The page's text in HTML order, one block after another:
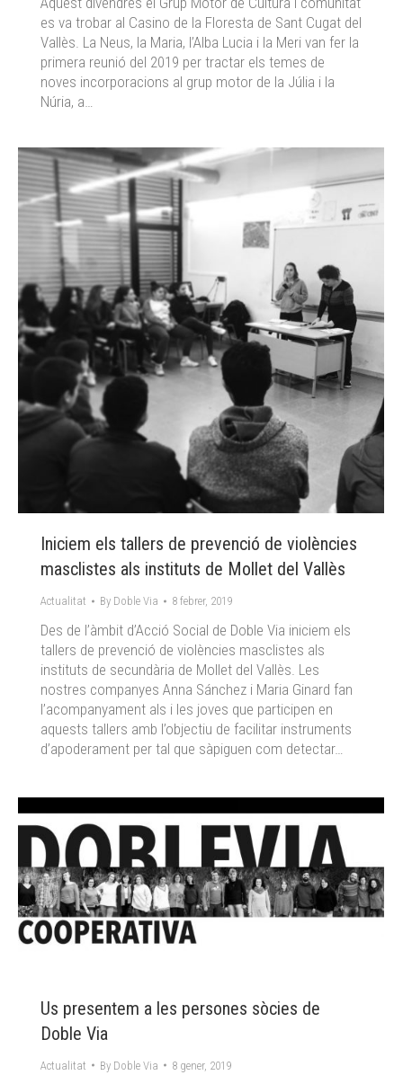
es va trobar al Casino de la Floresta de Sant Cugat del
Vallès. La Neus, la Maria, l’Alba Lucia i la Meri van fer la
primera reunió del 2019 per tractar els temes de
noves incorporacions al grup motor de la Júlia i la
Núria, a…
Iniciem els tallers de prevenció de violències
masclistes als instituts de Mollet del Vallès
Actualitat By Doble Via 8 febrer, 2019
Des de l’àmbit d’Acció Social de Doble Via iniciem els
tallers de prevenció de violències masclistes als
instituts de secundària de Mollet del Vallès. Les
nostres companyes Anna Sánchez i Maria Ginard fan
l’acompanyament als i les joves que participen en
aquests tallers amb l’objectiu de facilitar instruments
d’apoderament per tal que sàpiguen com detectar…
Us presentem a les persones sòcies de
Doble Via
Actualitat By Doble Via 8 gener, 2019